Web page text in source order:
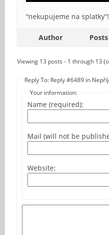
“nekupujeme na
Author Posts
Viewing 13 posts - 1 through 13
Reply To: Reply #6489 in
Your information:
Name (required):
Mail (will not be
Website: